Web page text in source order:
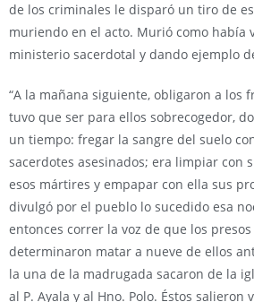
de los criminales le disparó un tiro de
muriendo en el acto. Murió como había
ministerio sacerdotal y dando ejemplo
“A la mañana siguiente, obligaron a los
tuvo que ser para ellos sobrecogedor,
un tiempo: fregar la sangre del suelo
sacerdotes asesinados; era limpiar con
esos mártires y empapar con ella sus
divulgó por el pueblo lo sucedido esa
entonces correr la voz de que los
determinaron matar a nueve de ellos
la una de la madrugada sacaron de la
al P. Ayala y al Hno. Polo. Éstos salieron